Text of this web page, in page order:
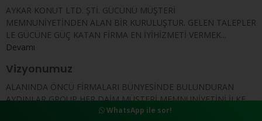
AYKAR KONUT LTD. ŞTİ. GÜCÜNÜ MÜŞTERİ
MEMNUNİYETİNDEN ALAN BİR KURULUŞTUR. GELEN TALEPLER
LE GÜCÜNE GÜÇ KATAN FİRMA EN İYİHİZMETİ VERMEK...
Devamı
Vizyonumuz
ALANINDA ÖNCÜ FİRMALARI BÜNYESİNDE BULUNDURAN
AYDINLAR GROUP HER DAİM MÜŞTERİ MEMNUNİYETİNİ İLKE
EDİNEN VE BU DOĞRULTUDA ADIMLARINI ATARAK, ADININ
WhatsApp ile sor!